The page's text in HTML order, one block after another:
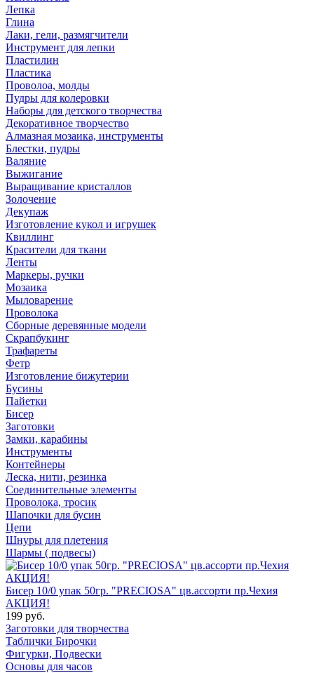
Лепка
Глина
Лаки, гели, размягчители
Инструмент для лепки
Пластилин
Пластика
Проволоа, молды
Пудры для колеровки
Наборы для детского творчества
Декоративное творчество
Алмазная мозаика, инструменты
Блестки, пудры
Валяние
Выжигание
Выращивание кристаллов
Золочение
Декупаж
Изготовление кукол и игрушек
Квиллинг
Красители для ткани
Ленты
Маркеры, ручки
Мозаика
Мыловарение
Проволока
Сборные деревянные модели
Скрапбукинг
Трафареты
Фетр
Изготовление бижутерии
Бусины
Пайетки
Бисер
Заготовки
Замки, карабины
Инструменты
Контейнеры
Леска, нити, резинка
Соединительные элементы
Проволока, тросик
Шапочки для бусин
Цепи
Шнуры для плетения
Шармы ( подвесы)
Бисер 10/0 упак 50гр. "PRECIOSA" цв.ассорти пр.Чехия
АКЦИЯ!
199 руб.
Заготовки для творчества
Таблички Бирочки
Фигурки, Подвески
Основы для часов